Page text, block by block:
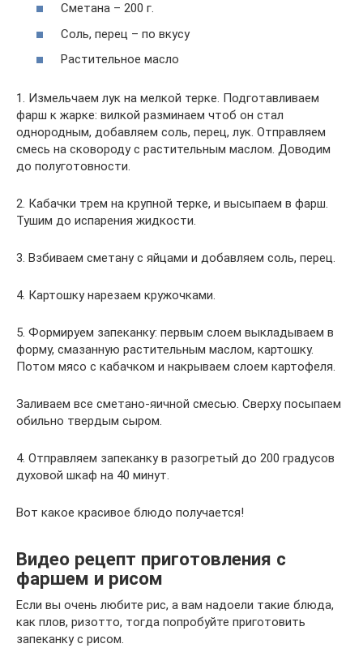
Сметана – 200 г.
Соль, перец – по вкусу
Растительное масло
1. Измельчаем лук на мелкой терке. Подготавливаем
фарш к жарке: вилкой разминаем чтоб он стал
однородным, добавляем соль, перец, лук. Отправляем
смесь на сковороду с растительным маслом. Доводим
до полуготовности.
2. Кабачки трем на крупной терке, и высыпаем в фарш.
Тушим до испарения жидкости.
3. Взбиваем сметану с яйцами и добавляем соль, перец.
4. Картошку нарезаем кружочками.
5. Формируем запеканку: первым слоем выкладываем в
форму, смазанную растительным маслом, картошку.
Потом мясо с кабачком и накрываем слоем картофеля.
Заливаем все сметано-яичной смесью. Сверху посыпаем
обильно твердым сыром.
4. Отправляем запеканку в разогретый до 200 градусов
духовой шкаф на 40 минут.
Вот какое красивое блюдо получается!
Видео рецепт приготовления с
фаршем и рисом
Если вы очень любите рис, а вам надоели такие блюда,
как плов, ризотто, тогда попробуйте приготовить
запеканку с рисом.